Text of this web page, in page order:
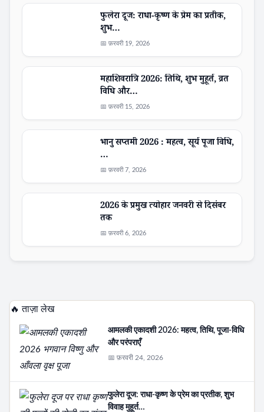
फुलेरा दूज: राधा-कृष्ण के प्रेम का प्रतीक,
शुभ…
📅 फ़रवरी 19, 2026
महाशिवरात्रि 2026: तिथि, शुभ मुहूर्त, व्रत
विधि और…
📅 फ़रवरी 15, 2026
भानु सप्तमी 2026 : महत्व, सूर्य पूजा विधि,
…
📅 फ़रवरी 7, 2026
2026 के प्रमुख त्योहार जनवरी से दिसंबर
तक
📅 फ़रवरी 6, 2026
🔥 ताज़ा लेख
आमलकी एकादशी 2026: महत्व, तिथि, पूजा-विधि
और परंपराएँ
📅 फ़रवरी 24, 2026
फुलेरा दूज: राधा-कृष्ण के प्रेम का प्रतीक, शुभ
विवाह मुहूर्त…